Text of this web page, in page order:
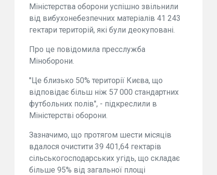
Міністерства оборони успішно звільнили
від вибухонебезпечних матеріалів 41 243
гектари територій, які були деокуповані.
Про це повідомила пресслужба
Міноборони.
"Це близько 50% території Києва, що
відповідає більш ніж 57 000 стандартних
футбольних полів", - підкреслили в
Міністерстві оборони.
Зазначимо, що протягом шести місяців
вдалося очистити 39 401,64 гектарів
сільськогосподарських угідь, що складає
більше 95% від загальної площі